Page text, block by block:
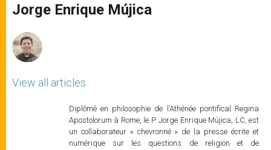
p
p
g
e
o
k
r
Jorge Enrique Mújica
View all articles
Diplômé en philosophie de l’Athénée pontifical Regina
Apostolorum à Rome, le P. Jorge Enrique Mújica, LC, est
un collaborateur « chevronné » de la presse écrite et
numérique sur les questions de religion et de